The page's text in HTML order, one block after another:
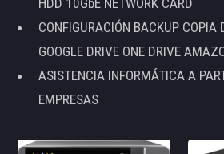
HDD 10GbE NETWORK CARD
CONFIGURACIÓN BACKUP COPIA
GOOGLE DRIVE ONE DRIVE
ASISTENCIA INFORMÁTICA A
EMPRESAS